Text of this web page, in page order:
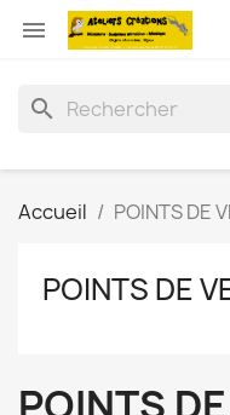

search
Accueil POINTS DE
POINTS DE